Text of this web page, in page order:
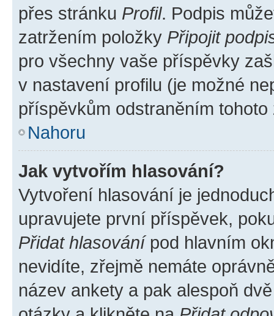
přes stránku Profil. Podpis
zatržením položky Připojit
pro všechny vaše příspěvky
v nastavení profilu (je možné
příspěvkům odstraněním
Nahoru
Jak vytvořím hlasování?
Vytvoření hlasování je
upravujete první příspěvek,
Přidat hlasovánípod hlavním
nevidíte, zřejmě nemáte
název ankety a pak alespoň